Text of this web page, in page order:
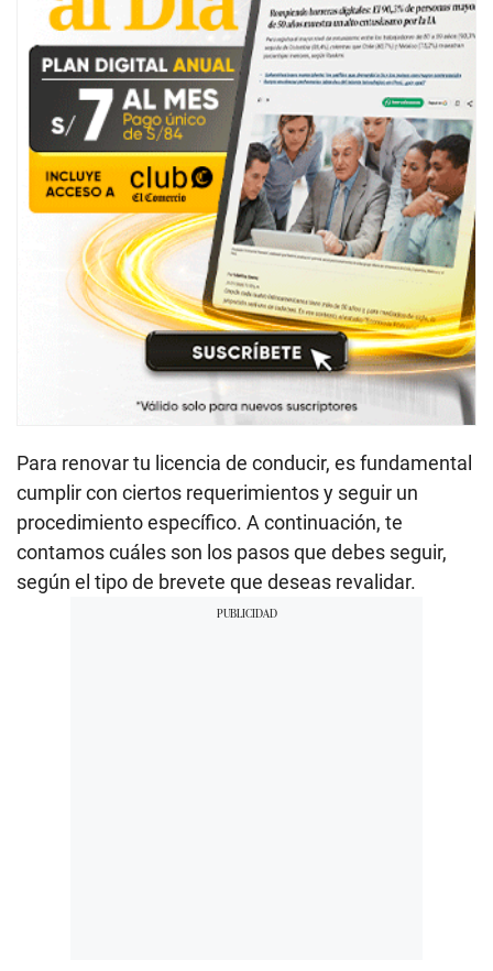
Para renovar tu licencia de conducir, es fundamental
cumplir con ciertos requerimientos y seguir un
procedimiento específico. A continuación, te
contamos cuáles son los pasos que debes seguir,
según el tipo de brevete que deseas revalidar.